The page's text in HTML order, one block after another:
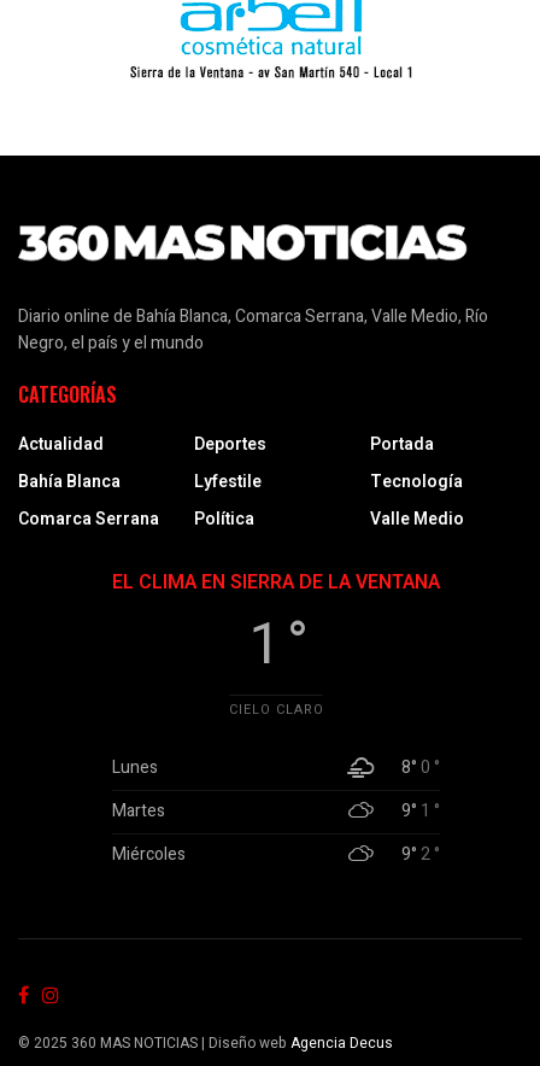
Diario online de Bahía Blanca, Comarca Serrana, Valle Medio, Río
Negro, el país y el mundo
CATEGORÍAS
Actualidad
Bahía Blanca
Comarca Serrana
Deportes
Lyfestile
Política
Portada
Tecnología
Valle Medio
EL CLIMA EN SIERRA DE LA VENTANA
1 °
CIELO CLARO
Lunes 8°0 °
Martes
9° 1 °
Miércoles
9°2 °
© 2025 360 MAS NOTICIAS | Diseño web Agencia Decus